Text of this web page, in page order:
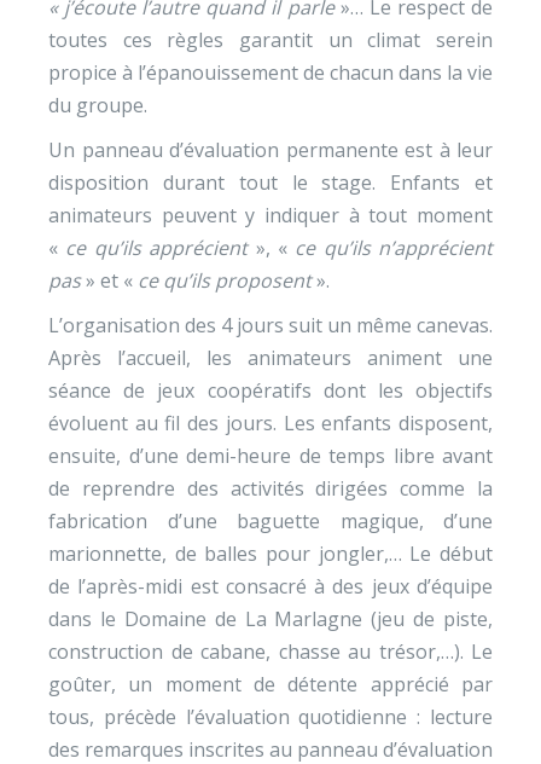
« j’écoute l’autre quand il parle»… Le respect de
toutes ces règles garantit un climat serein
propice à l’épanouissement de chacun dans la vie
du groupe.
Un panneau d’évaluation permanente est à leur
disposition durant tout le stage. Enfants et
animateurs peuvent y indiquer à tout moment
« ce qu’ils apprécient», « ce qu’ils n’apprécient
pas» et « ce qu’ils proposent».
L’organisation des 4 jours suit un même canevas.
Après l’accueil, les animateurs animent une
séance de jeux coopératifs dont les objectifs
évoluent au fil des jours. Les enfants disposent,
ensuite, d’une demi-heure de temps libre avant
de reprendre des activités dirigées comme la
fabrication d’une baguette magique, d’une
marionnette, de balles pour jongler,… Le début
de l’après-midi est consacré à des jeux d’équipe
dans le Domaine de La Marlagne (jeu de piste,
construction de cabane, chasse au trésor,…). Le
goûter, un moment de détente apprécié par
tous, précède l’évaluation quotidienne : lecture
des remarques inscrites au panneau d’évaluation